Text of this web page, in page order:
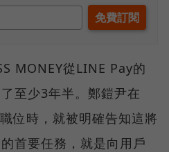
MONEY從LINE Pay的
至少3年半。鄭鎧尹在
位時，就被明確告知這將
首要任務，就是向用戶